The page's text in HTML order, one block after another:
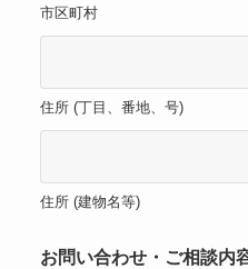
市区町村
住所 (丁目、番地、号)
住所 (建物名等)
お問い合わせ・ご相談内